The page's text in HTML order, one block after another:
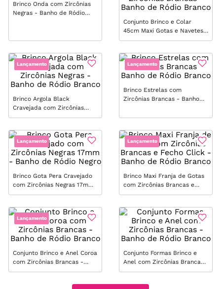
Brinco Onda com Zircônias
Negras - Banho de Ródio
Conjunto Brinco e Colar
45cm Maxi Gotas e Navetes
com Zircônias Brancas -
Lançamento
Brinco Argola Black
Cravejada com Zircônias
Negras - Banho de Ródio
Lançamento
Brinco Estrelas com
Zircônias Brancas - Banho
Lançamento
Brinco Gota Pera Cravejado
com Zircônias Negras 17mm
- Banho de Ródio Negro
Lançamento
Brinco Maxi Franja de Gotas
com Zircônias Brancas e
Fecho Click - Banho de
Lançamento
Conjunto Brinco e Anel Coroa
com Zircônias Brancas -
Banho de Ródio Branco
Conjunto Formas Brinco e
Anel com Zircônias Brancas
- Banho de Ródio Branco